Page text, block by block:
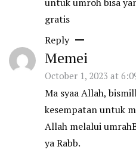
gratis
Reply
Memei
October 1, 2023 at
Ma syaa Allah,
kesempatan untuk
Allah melalui
ya Rabb.